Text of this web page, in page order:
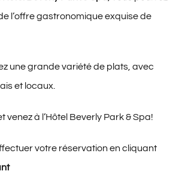
l’offre gastronomique exquise de
une grande variété de plats, avec
et locaux.
venez à l’Hôtel Beverly Park & Spa!
votre réservation en cliquant